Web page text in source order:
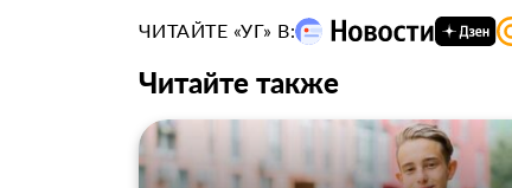
ЧИТАЙТЕ «УГ» В:
Читайте также